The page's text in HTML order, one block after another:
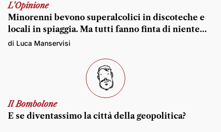
L'Opinione
Minorenni bevono superalcolici in discoteche e
locali in spiaggia. Ma tutti fanno finta di niente…
di Luca Manservisi
Il Bombolone
E se diventassimo la città della geopolitica?